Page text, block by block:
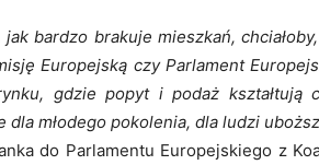
bardzo brakuje mieszkań,
Europejską czy Parlament
gdzie popyt i podaż kształtują
młodego pokolenia, dla ludzi
do Parlamentu Europejskiego z